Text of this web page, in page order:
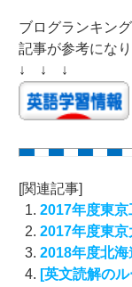
ブログランキン
記事が参考にな
↓ ↓ ↓
[関連記事]
2017年度東
2017年度東
2018年度北
[英文読解の